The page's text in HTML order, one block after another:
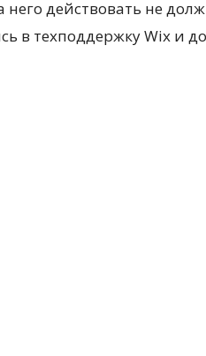
него действовать не
в техподдержку Wix и